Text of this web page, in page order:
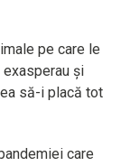
pe care le
și
să-i placă tot
care